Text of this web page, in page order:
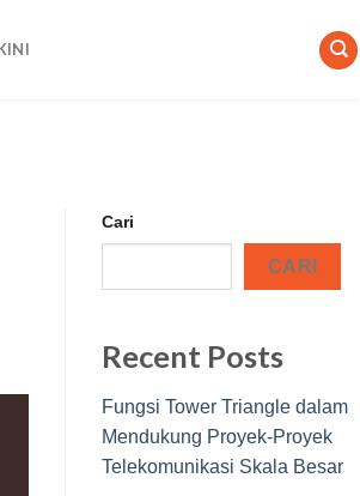
Cari
CARI
Recent Posts
Fungsi Tower Triangle dalam
Mendukung Proyek-Proyek
Telekomunikasi Skala Besar